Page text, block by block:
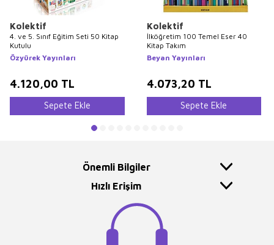
Kolektif
4. ve 5. Sınıf Eğitim Seti 50 Kitap
Kutulu
Özyürek Yayınları
4.120,00 TL
Sepete Ekle
Kolektif
İlköğretim 100 Temel Eser 40
Kitap Takım
Beyan Yayınları
4.073,20 TL
Sepete Ekle
Önemli Bilgiler
Hızlı Erişim